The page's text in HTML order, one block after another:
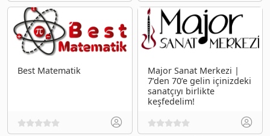
Best Matematik
Major Sanat Merkezi |
7’den 70’e gelin içinizdeki
sanatçıyı birlikte
keşfedelim!